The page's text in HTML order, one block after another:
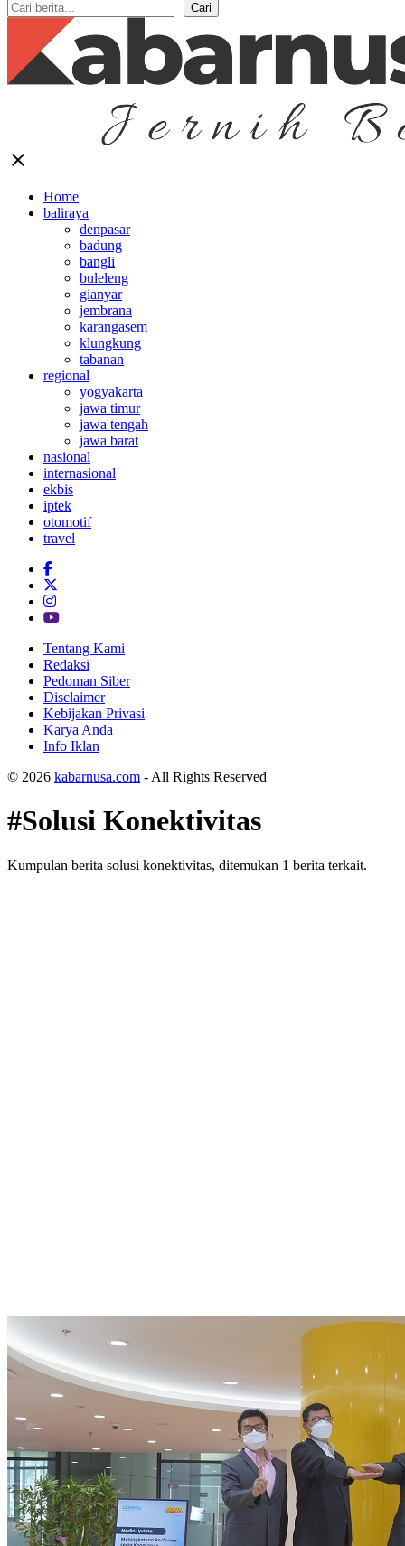
Cari
close
Home
baliraya
denpasar
badung
bangli
buleleng
gianyar
jembrana
karangasem
klungkung
tabanan
regional
yogyakarta
jawa timur
jawa tengah
jawa barat
nasional
internasional
ekbis
iptek
otomotif
travel
Tentang Kami
Redaksi
Pedoman Siber
Disclaimer
Kebijakan Privasi
Karya Anda
Info Iklan
© 2026 kabarnusa.com - All Rights Reserved
#Solusi Konektivitas
Kumpulan berita solusi konektivitas, ditemukan 1 berita terkait.